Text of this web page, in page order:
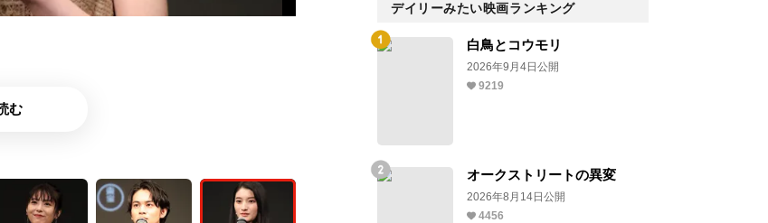
む
デイリーみたい映画ランキング
白鳥とコウモリ
2026年9月4日公開
9219
オークストリートの異変
2026年8月14日公開
4456